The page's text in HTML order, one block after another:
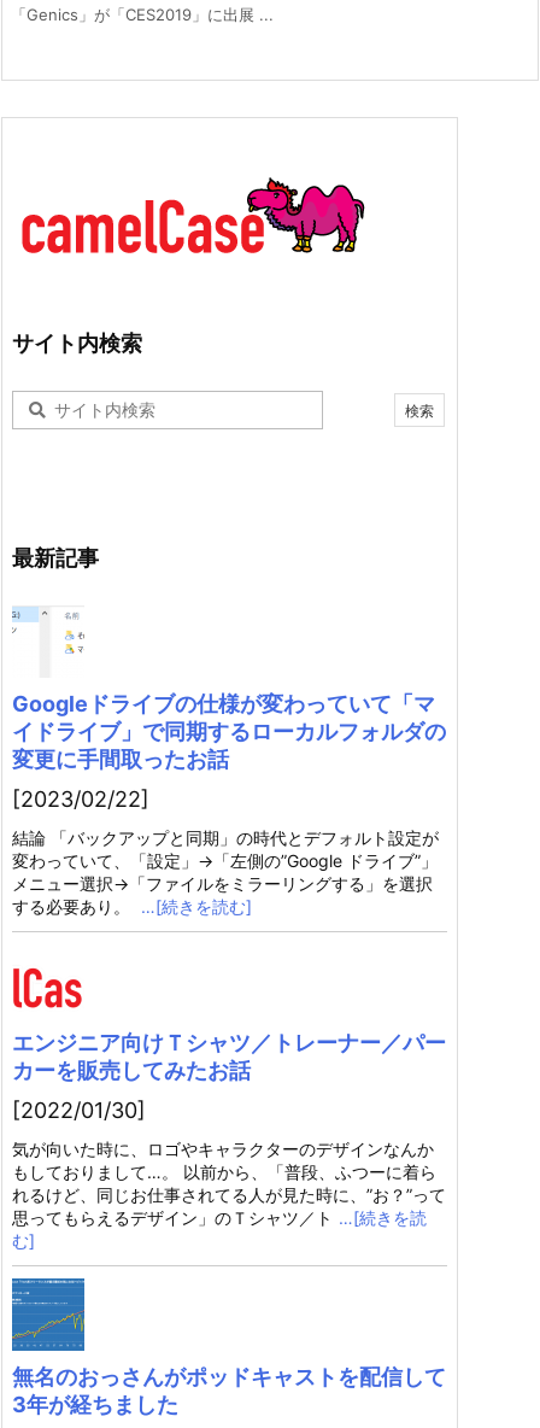
「Genics」が「CES2019」に出展 ...
サイト内検索
最新記事
Googleドライブの仕様が変わっていて「マ
イドライブ」で同期するローカルフォルダの
変更に手間取ったお話
[2023/02/22]
結論 「バックアップと同期」の時代とデフォルト設定が
変わっていて、「設定」→「左側の”Google ドライブ”」
メニュー選択→「ファイルをミラーリングする」を選択
する必要あり。
…[続きを読む]
エンジニア向けＴシャツ／トレーナー／パー
カーを販売してみたお話
[2022/01/30]
気が向いた時に、ロゴやキャラクターのデザインなんか
もしておりまして…。 以前から、「普段、ふつーに着ら
れるけど、同じお仕事されてる人が見た時に、”お？”って
思ってもらえるデザイン」のＴシャツ／ト …[続きを読
む]
無名のおっさんがポッドキャストを配信して
3年が経ちました